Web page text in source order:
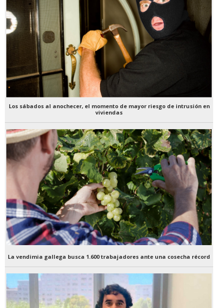
Los sábados al anochecer, el momento de mayor riesgo de intrusión en
viviendas
La vendimia gallega busca 1.600 trabajadores ante una cosecha récord